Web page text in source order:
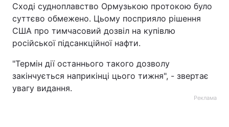
Сході судноплавство Ормузькою протокою було
суттєво обмежено. Цьому посприяло рішення
США про тимчасовий дозвіл на купівлю
російської підсанкційної нафти.
"Термін дії останнього такого дозволу
закінчується наприкінці цього тижня", - звертає
увагу видання.
Реклама